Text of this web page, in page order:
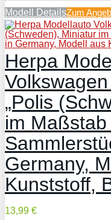
Modell DetailsZum
Herpa
„Polis
im Maßstab
Germany,
Kunststoff,
13,99 €